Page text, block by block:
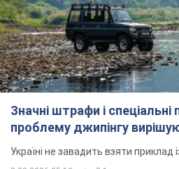
Значні штрафи і спеціальні
проблему джипінгу
Україні не завадить взяти приклад